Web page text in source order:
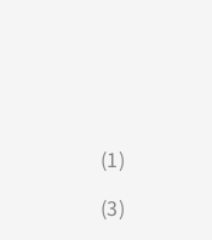
(1)
(3)